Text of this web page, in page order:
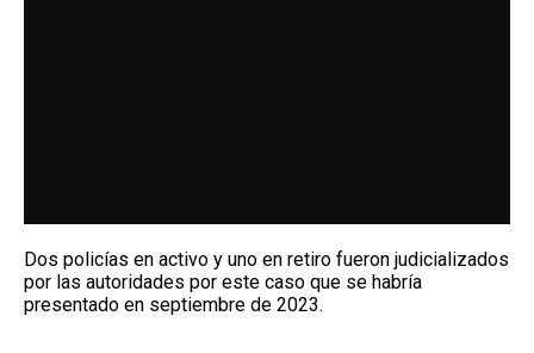
Dos policías en activo y uno en retiro fueron judicializados
por las autoridades por este caso que se habría
presentado en septiembre de 2023.